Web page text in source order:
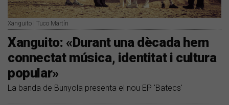
Xanguito | Tuco Martín
Xanguito: «Durant una dècada hem
connectat música, identitat i cultura
popular»
La banda de Bunyola presenta el nou EP 'Batecs'